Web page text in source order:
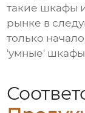
такие шкафы
рынке в
только
'умные' шкафы